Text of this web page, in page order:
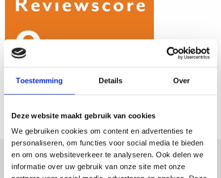
Toestemming Details Over
Deze website maakt gebruik van cookies
We gebruiken cookies om content en advertenties te
personaliseren, om functies voor social media te bieden
en om ons websiteverkeer te analyseren. Ook delen we
informatie over uw gebruik van onze site met onze
Reviewscore Proud People